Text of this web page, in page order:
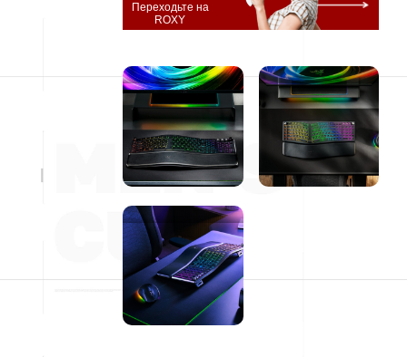
Переходьте на
ROXY